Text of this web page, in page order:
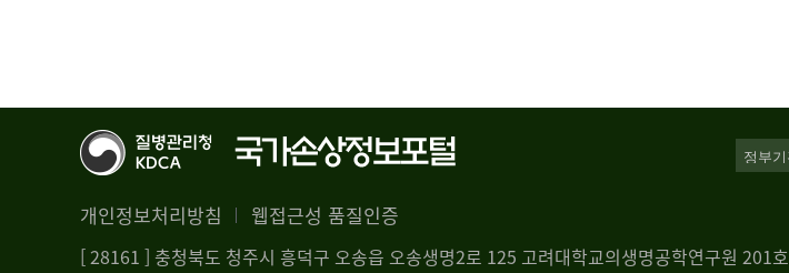
개인정보처리방침 웹접근성 품질인증
[ 28161 ] 충청북도 청주시 흥덕구 오송읍 오송생명2로 125 고려대학교의생명공학연구원 201호